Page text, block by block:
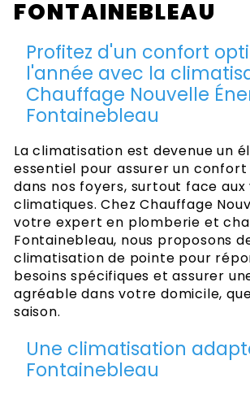
FONTAINEBLEAU
Profitez d'un confort
l'année avec la
Chauffage Nouvelle
Fontainebleau
La climatisation est devenue un
essentiel pour assurer un
dans nos foyers, surtout face
climatiques. Chez Chauffage
votre expert en plomberie et
Fontainebleau, nous proposons
climatisation de pointe pour
besoins spécifiques et assurer
agréable dans votre domicile,
saison.
Une climatisation
Fontainebleau